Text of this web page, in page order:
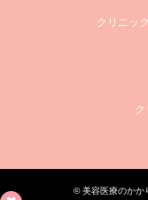
クリニッ
©美容医療のかか